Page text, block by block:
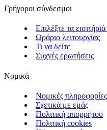
Γρήγοροι σύνδεσμοι
Επιλέξτε τα
Ωράριο λειτουργίας
Τι να δείτε
Συχνές ερωτήσεις
Νομικά
Νομικές πληροφορίες
Σχετικά με εμάς
Πολιτική απορρήτου
Πολιτική cookies